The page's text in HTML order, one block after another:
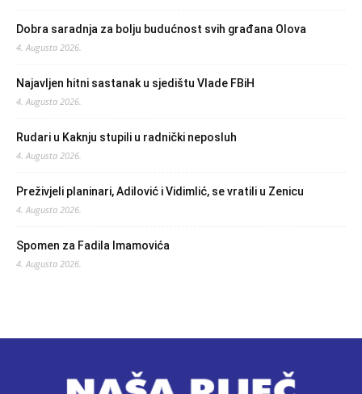
Dobra saradnja za bolju budućnost svih građana Olova
4. Augusta 2026.
Najavljen hitni sastanak u sjedištu Vlade FBiH
4. Augusta 2026.
Rudari u Kaknju stupili u radnički neposluh
4. Augusta 2026.
Preživjeli planinari, Adilović i Vidimlić, se vratili u Zenicu
4. Augusta 2026.
Spomen za Fadila Imamovića
4. Augusta 2026.